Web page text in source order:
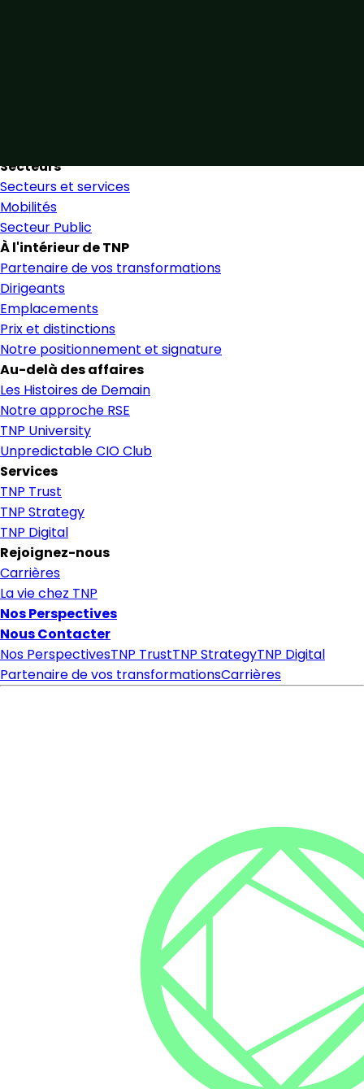
Secteurs
Secteurs et services
Mobilités
Secteur Public
À l'intérieur de TNP
Partenaire de vos transformations
Dirigeants
Emplacements
Prix et distinctions
Notre positionnement et signature
Au-delà des affaires
Les Histoires de Demain
Notre approche RSE
TNP University
Unpredictable CIO Club
Services
TNP Trust
TNP Strategy
TNP Digital
Rejoignez-nous
Carrières
La vie chez TNP
Nos Perspectives
Nous Contacter
Nos PerspectivesTNP TrustTNP StrategyTNP Digital
Partenaire de vos transformationsCarrières